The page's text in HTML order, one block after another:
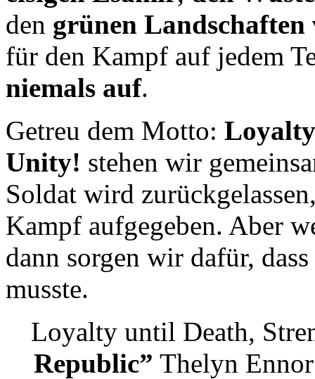
den grünen Landschaften
für den Kampf auf jedem
niemals auf.
Getreu dem Motto:
Unity! stehen wir
Soldat wird
Kampf aufgegeben. Aber
dann sorgen wir dafür,
musste.
Loyalty until Death,
Republic” Thelyn